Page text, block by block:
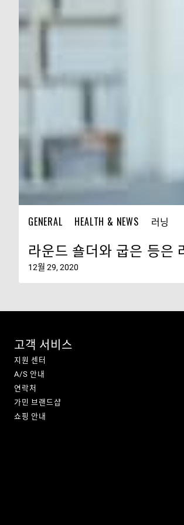
GENERAL HEALTH & NEWS 러닝
라운드 숄더와 굽은 등은
12월 29, 2020
고객 서비스
지원 센터
A/S 안내
연락처
가민 브랜드샵
쇼핑 안내